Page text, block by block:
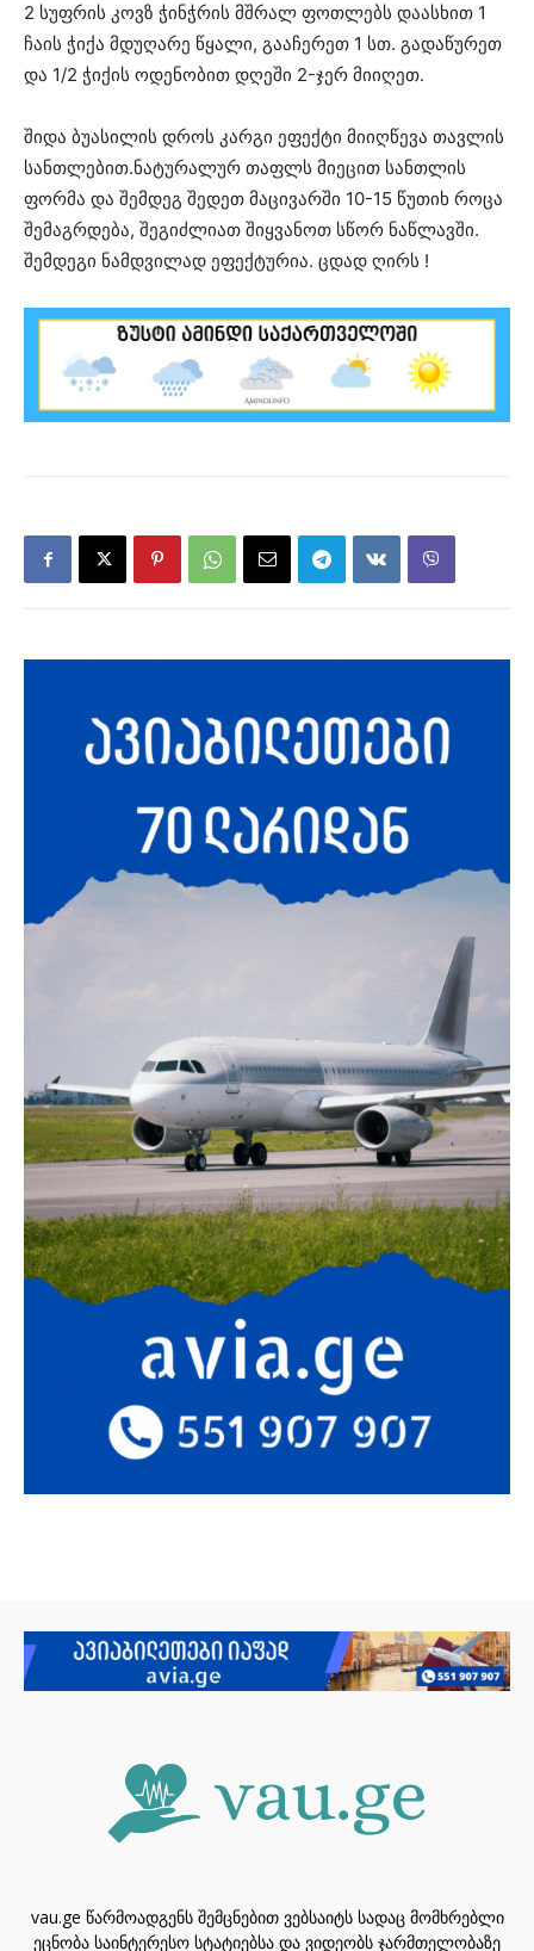
2 სუფრის კოვზ ჭინჭრის მშრალ ფოთლებს დაასხით 1
ჩაის ჭიქა მდუღარე წყალი, გააჩერეთ 1 სთ. გადაწურეთ
და 1/2 ჭიქის ოდენობით დღეში 2-ჯერ მიიღეთ.
შიდა ბუასილის დროს კარგი ეფექტი მიიღწევა თავლის
სანთლებით.ნატურალურ თაფლს მიეცით სანთლის
ფორმა და შემდეგ შედეთ მაცივარში 10-15 წუთიხ როცა
შემაგრდება, შეგიძლიათ შიყვანოთ სწორ ნაწლავში.
შემდეგი ნამდვილად ეფექტურია. ცდად ღირს !
vau.ge წარმოადგენს შემცნებით ვებსაიტს სადაც მომხრებლი
ეცნობა საინტერესო სტატიებსა და ვიდეობს ჯარმთელობაზე